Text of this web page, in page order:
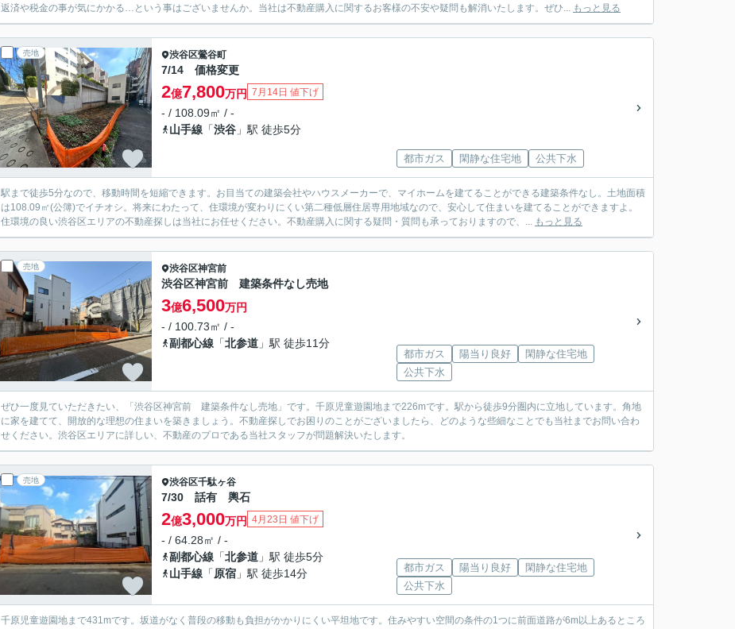
返済や税金の事が気にかかる…という事はございませんか。当社は不動産購入に関するお客様の不安や疑問も解消いたします。ぜひ... もっと見る
売地 渋谷区鶯谷町
7/14 価格変更
2億7,800万円 7月14日 値下げ
- / 108.09㎡ / -
山手線 「渋谷 」駅 徒歩5分
都市ガス 閑静な住宅地 公共下水
駅まで徒歩5分なので、移動時間を短縮できます。お目当ての建築会社やハウスメーカーで、マイホームを建てることができる建築条件なし。土地面積
は108.09㎡(公簿)でイチオシ。将来にわたって、住環境が変わりにくい第二種低層住居専用地域なので、安心して住まいを建てることができますよ。
住環境の良い渋谷区エリアの不動産探しは当社にお任せください。不動産購入に関する疑問・質問も承っておりますので、... もっと見る
売地 渋谷区神宮前
渋谷区神宮前 建築条件なし売地
3億6,500万円
- / 100.73㎡ / -
副都心線 「北参道 」駅 徒歩11分
都市ガス 陽当り良好
閑静な住宅地
公共下水
ぜひ一度見ていただきたい、「渋谷区神宮前 建築条件なし売地」です。千原児童遊園地まで226mです。駅から徒歩9分圏内に立地しています。角地
に家を建てて、開放的な理想の住まいを築きましょう。不動産探しでお困りのことがございましたら、どのような些細なことでも当社までお問い合わ
せください。渋谷区エリアに詳しい、不動産のプロである当社スタッフが問題解決いたします。
売地 渋谷区千駄ヶ谷
7/30 話有 輿石
2億3,000万円 4月23日 値下げ
- / 64.28㎡ / -
副都心線 「北参道 」駅 徒歩5分
山手線 「原宿 」駅 徒歩14分 都市ガス 陽当り良好
閑静な住宅地
公共下水
千原児童遊園地まで431mです。坂道がなく普段の移動も負担がかかりにくい平坦地です。住みやすい空間の条件の1つに前面道路が6m以上あるところ